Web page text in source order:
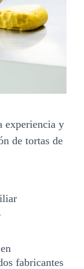
experiencia y
de tortas de
fabricantes